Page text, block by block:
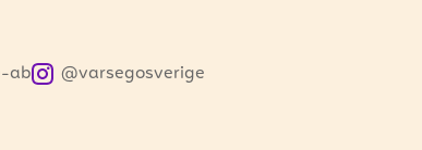
ab @varsegosverige